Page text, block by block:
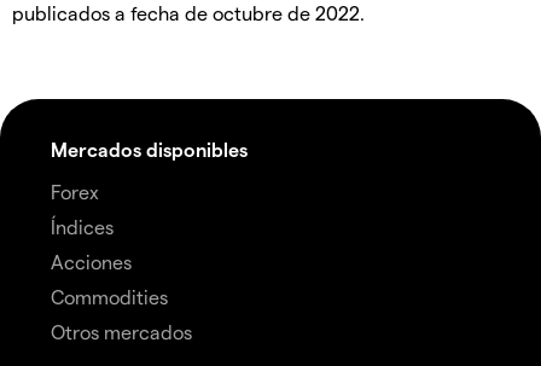
publicados a fecha de octubre de 2022.
Mercados disponibles
Forex
Índices
Acciones
Commodities
Otros mercados